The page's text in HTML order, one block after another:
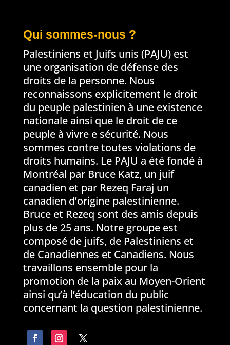
Qui sommes-nous ?
Palestiniens et Juifs unis (PAJU) est
une organisation de défense des
droits de la personne. Nous
reconnaissons explicitement le droit
du peuple palestinien à une existence
nationale ainsi que le droit de ce
peuple à vivre e sécurité. Nous
sommes contre toutes violations de
droits humains. Le PAJU a été fondé à
Montréal par Bruce Katz, un juif
canadien et par Rezeq Faraj un
canadien d’origine palestinienne.
Bruce et Rezeq sont des amis depuis
plus de 25 ans. Notre groupe est
composé de juifs, de Palestiniens et
de Canadiennes et Canadiens. Nous
travaillons ensemble pour la
promotion de la paix au Moyen-Orient
ainsi qu’à l’éducation du public
concernant la question palestinienne.